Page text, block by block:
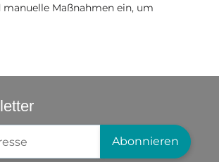
Maßnahmen ein, um
Abonnieren